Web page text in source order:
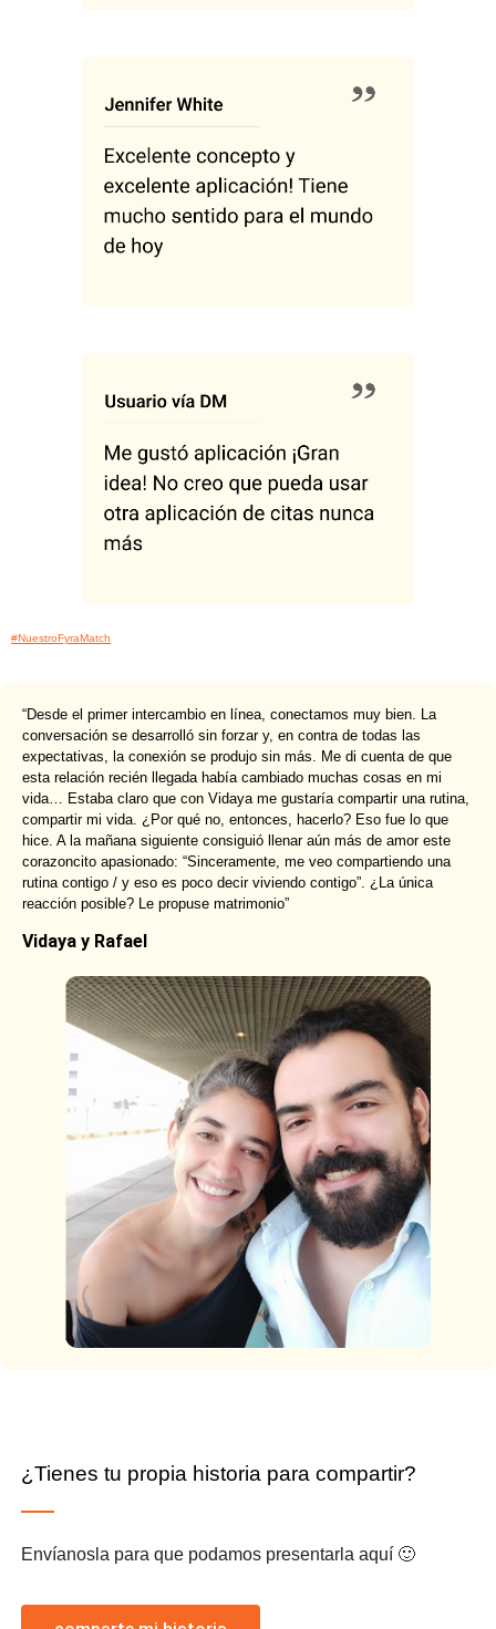
#NuestroFyraMatch
“Desde el primer intercambio en línea, conectamos muy bien. La
conversación se desarrolló sin forzar y, en contra de todas las
expectativas, la conexión se produjo sin más. Me di cuenta de que
esta relación recién llegada había cambiado muchas cosas en mi
vida… Estaba claro que con Vidaya me gustaría compartir una rutina,
compartir mi vida. ¿Por qué no, entonces, hacerlo? Eso fue lo que
hice. A la mañana siguiente consiguió llenar aún más de amor este
corazoncito apasionado: “Sinceramente, me veo compartiendo una
rutina contigo / y eso es poco decir viviendo contigo”. ¿La única
reacción posible? Le propuse matrimonio”
Vidaya y Rafael
¿Tienes tu propia historia para compartir?
Envíanosla para que podamos presentarla aquí 🙂